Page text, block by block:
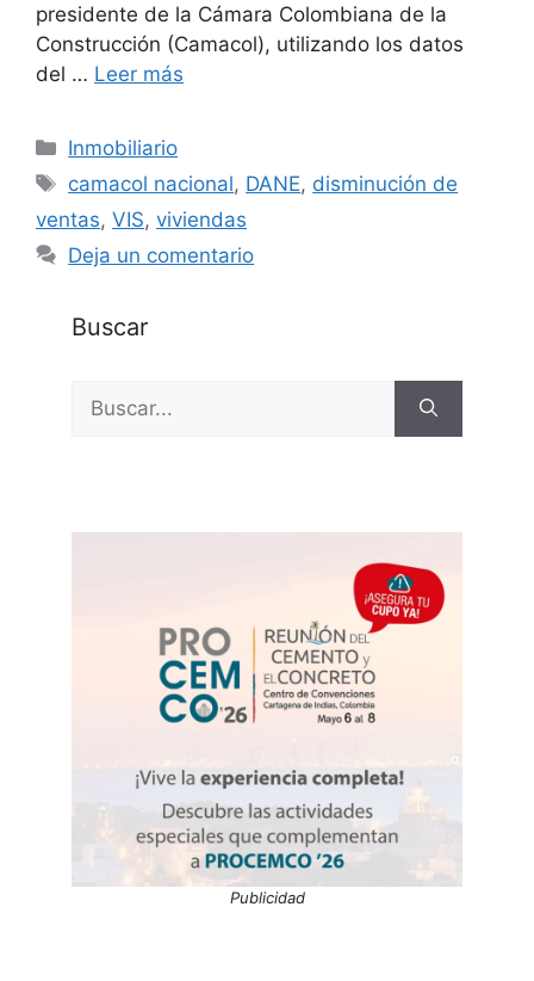
presidente de la Cámara Colombiana de la
Construcción (Camacol), utilizando los datos
del … Leer más
Categorías
Inmobiliario
Etiquetas
camacol nacional, DANE, disminución de
ventas, VIS, viviendas
Deja un comentario
Buscar
Publicidad